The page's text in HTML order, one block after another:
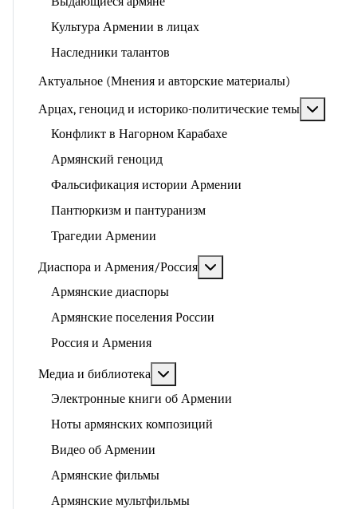
Культура Армении в лицах
Наследники талантов
Актуальное (Мнения и авторские материалы)
Арцах, геноцид и историко-политические темы
Конфликт в Нагорном Карабахе
Армянский геноцид
Фальсификация истории Армении
Пантюркизм и пантуранизм
Трагедии Армении
Диаспора и Армения/Россия
Армянские диаспоры
Армянские поселения России
Россия и Армения
Медиа и библиотека
Электронные книги об Армении
Ноты армянских композиций
Видео об Армении
Армянские фильмы
Армянские мультфильмы